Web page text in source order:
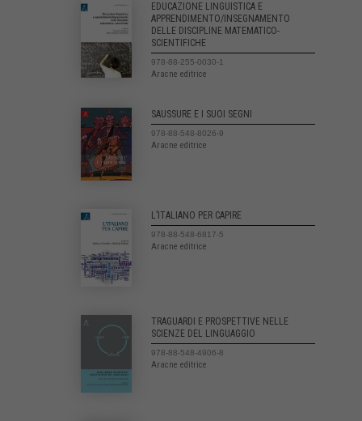
EDUCAZIONE LINGUISTICA E
APPRENDIMENTO/INSEGNAMENTO
DELLE DISCIPLINE MATEMATICO-
SCIENTIFICHE
978-88-255-0030-1
Aracne editrice
SAUSSURE E I SUOI SEGNI
978-88-548-8026-9
Aracne editrice
L’ITALIANO PER CAPIRE
978-88-548-6817-5
Aracne editrice
TRAGUARDI E PROSPETTIVE NELLE
SCIENZE DEL LINGUAGGIO
978-88-548-4906-8
Aracne editrice